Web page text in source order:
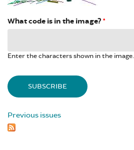
What code is in the image? *
Enter the characters shown in the image.
Previous issues